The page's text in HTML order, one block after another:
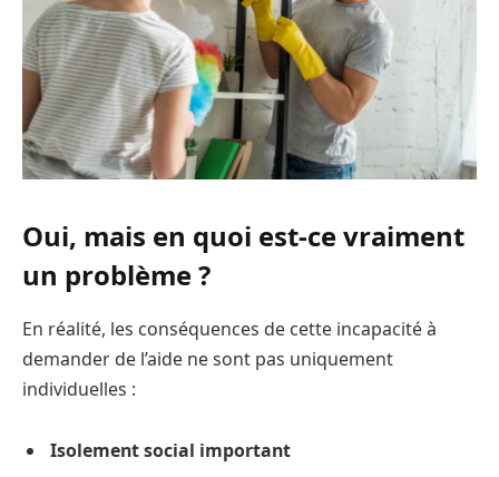
Oui, mais en quoi est-ce vraiment
un problème ?
En réalité, les conséquences de cette incapacité à
demander de l’aide ne sont pas uniquement
individuelles :
Isolement social important